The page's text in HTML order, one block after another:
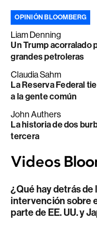
OPINIÓN BLOOMBERG
Liam Denning
Un Trump acorralado
grandes petroleras
Claudia Sahm
La Reserva Federal
a la gente común
John Authers
La historia de dos
tercera
¿Qué hay detrás de
intervención sobre
parte de EE. UU. y